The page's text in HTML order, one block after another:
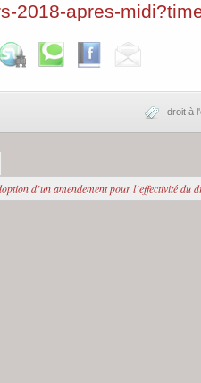
2018-apres-
droit à
d’un amendement pour l’effectivité